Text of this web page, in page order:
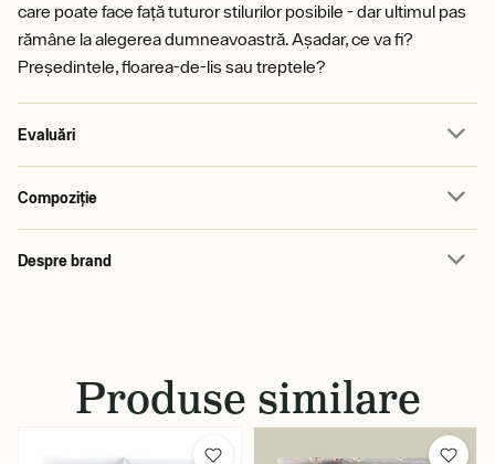
care poate face față tuturor stilurilor posibile - dar ultimul pas
rămâne la alegerea dumneavoastră. Așadar, ce va fi?
Președintele, floarea-de-lis sau treptele?
Evaluări
Compoziție
Despre brand
Produse similare